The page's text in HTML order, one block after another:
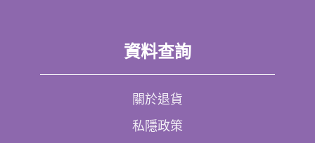
資料查詢
關於退貨
私隱政策